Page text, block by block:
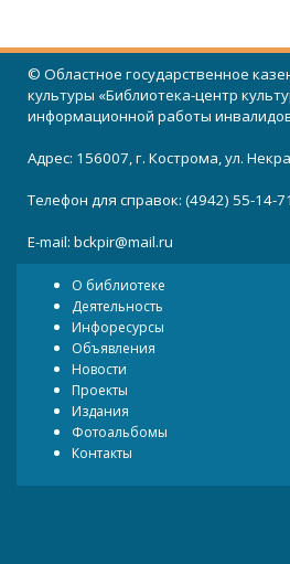
© Областное государственное
культуры «Библиотека-центр
информационной работы
Адрес: 156007, г. Кострома, ул.
Телефон для справок: (4942) 55-14-
E-mail: bckpir@mail.ru
О библиотеке
Деятельность
Инфоресурсы
Объявления
Новости
Проекты
Издания
Фотоальбомы
Контакты